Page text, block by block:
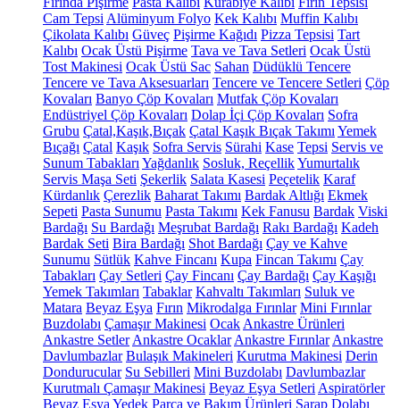
Cam Tepsi Alüminyum Folyo Kek Kalıbı Muffin Kalıbı
Çikolata Kalıbı Güveç Pişirme Kağıdı Pizza Tepsisi Tart
Kalıbı Ocak Üstü Pişirme Tava ve Tava Setleri Ocak Üstü
Tost Makinesi Ocak Üstü Sac Sahan Düdüklü Tencere
Tencere ve Tava Aksesuarları Tencere ve Tencere Setleri Çöp
Kovaları Banyo Çöp Kovaları Mutfak Çöp Kovaları
Endüstriyel Çöp Kovaları Dolap İçi Çöp Kovaları Sofra
Grubu Çatal,Kaşık,Bıçak Çatal Kaşık Bıçak Takımı Yemek
Bıçağı Çatal Kaşık Sofra Servis Sürahi Kase Tepsi Servis ve
Sunum Tabakları Yağdanlık Sosluk, ReçellikYumurtalık
Servis Maşa Seti Şekerlik Salata Kasesi Peçetelik Karaf
Kürdanlık Çerezlik Baharat Takımı Bardak Altlığı Ekmek
Sepeti Pasta Sunumu Pasta Takımı Kek Fanusu Bardak Viski
Bardağı Su Bardağı Meşrubat Bardağı Rakı Bardağı Kadeh
Bardak Seti Bira Bardağı Shot Bardağı Çay ve Kahve
Sunumu Sütlük Kahve Fincanı Kupa Fincan Takımı Çay
Tabakları Çay Setleri Çay Fincanı Çay Bardağı Çay Kaşığı
Yemek Takımları Tabaklar Kahvaltı Takımları Suluk ve
Matara Beyaz Eşya Fırın Mikrodalga Fırınlar Mini Fırınlar
Buzdolabı Çamaşır Makinesi Ocak Ankastre Ürünleri
Ankastre Setler Ankastre Ocaklar Ankastre Fırınlar Ankastre
Davlumbazlar Bulaşık Makineleri Kurutma Makinesi Derin
Dondurucular Su Sebilleri Mini Buzdolabı Davlumbazlar
Kurutmalı Çamaşır Makinesi Beyaz Eşya Setleri Aspiratörler
Beyaz Eşya Yedek Parça ve Bakım Ürünleri Şarap Dolabı